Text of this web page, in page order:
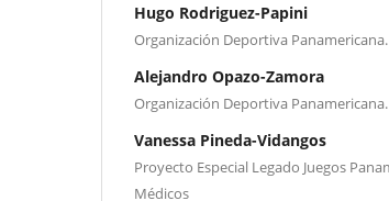
Hugo Rodriguez-Papini
Organización Deportiva
Alejandro Opazo-Zamora
Organización Deportiva
Vanessa Pineda-Vidangos
Proyecto Especial Legado Juegos
Médicos